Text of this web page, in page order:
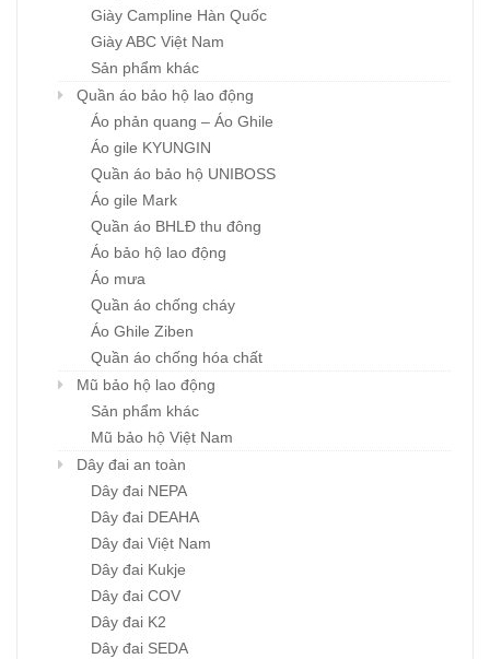
Giày Campline Hàn Quốc
Giày ABC Việt Nam
Sản phẩm khác
Quần áo bảo hộ lao động
Áo phản quang – Áo Ghile
Áo gile KYUNGIN
Quần áo bảo hộ UNIBOSS
Áo gile Mark
Quần áo BHLĐ thu đông
Áo bảo hộ lao động
Áo mưa
Quần áo chống cháy
Áo Ghile Ziben
Quần áo chống hóa chất
Mũ bảo hộ lao động
Sản phẩm khác
Mũ bảo hộ Việt Nam
Dây đai an toàn
Dây đai NEPA
Dây đai DEAHA
Dây đai Việt Nam
Dây đai Kukje
Dây đai COV
Dây đai K2
Dây đai SEDA